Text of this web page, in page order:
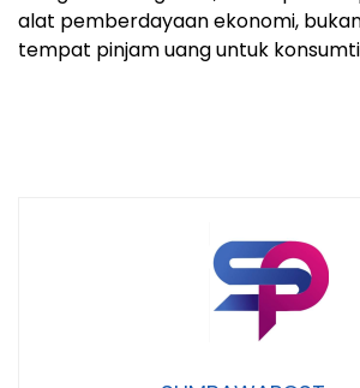
alat pemberdayaan ekonomi,
tempat pinjam uang untuk